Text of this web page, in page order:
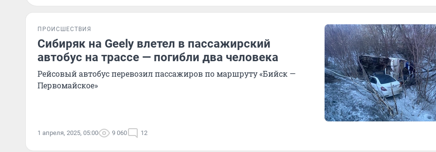
ПРОИСШЕСТВИЯ
Сибиряк на Geely влетел в пассажирский
автобус на трассе — погибли два человека
Рейсовый автобус перевозил пассажиров по маршруту «Бийск —
Первомайское»
1 апреля, 2025, 05:00 9 060 12